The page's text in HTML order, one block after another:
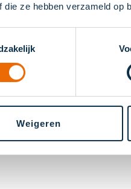
die ze hebben verzameld op
Weigeren